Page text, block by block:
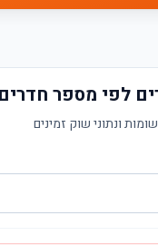
לפי מספר חדרים
ונתוני שוק זמינים